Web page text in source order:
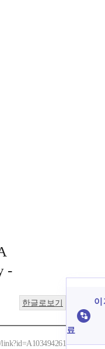
-
한글로보기 이
료